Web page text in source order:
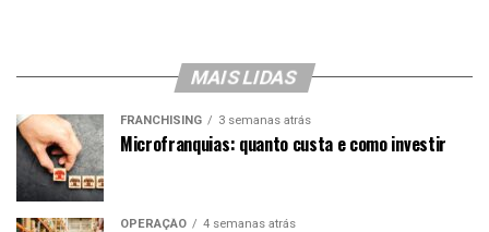
MAIS LIDAS
FRANCHISING 3 semanas atrás
Microfranquias: quanto custa e como investir
OPERAÇÃO 4 semanas atrás